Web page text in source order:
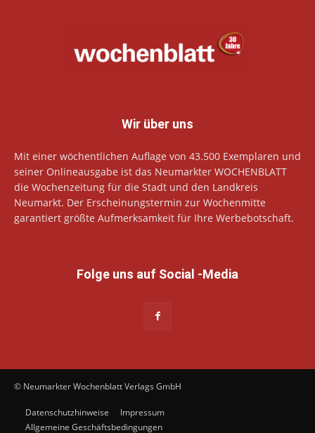
Wir über uns
Mit einer wöchentlichen Auflage von 43.500 Exemplaren und
seiner Onlineausgabe ist das Neumarkter WOCHENBLATT
die Wochenzeitung für die Stadt und den Landkreis
Neumarkt. Der Erscheinungstermin zur Wochenmitte
garantiert größte Aufmerksamkeit für Ihre Werbebotschaft.
Folge uns auf Social -Media
© Neumarkter Wochenblatt Verlags GmbH
Datenschutzhinweise
Impressum
Allgemeine Geschäftsbedingungen